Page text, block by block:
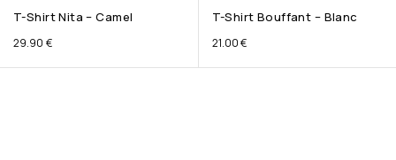
T-Shirt Nita – Camel
29.90 €
T-Shirt Bouffant – Blanc
21.00€